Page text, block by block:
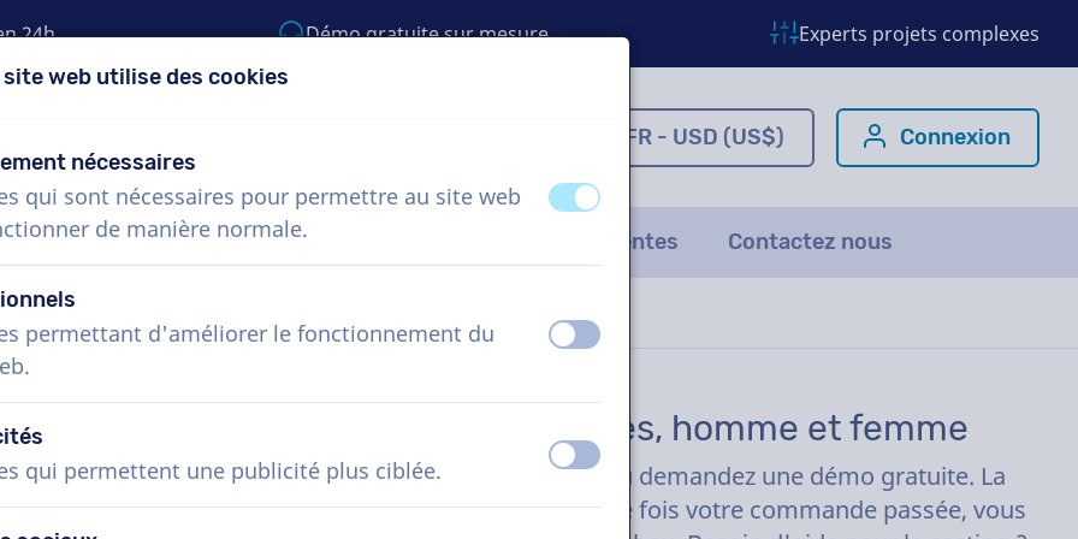
24h Démo gratuite sur mesure Experts projets complexes
FR - USD (US$) Connexion
Menu
Procédure Services Nouvelles Questions fréquentes Contactez nous
Comédiens voix off en Bulgare, autres, homme et femme
Réservez la voix off bulgare idéale en quelques clics ou demandez une démo gratuite. La
plupart des voix off livrent en moins de 24 heures. Une fois votre commande passée, vous
web utilise des cookies
nécessaires
qui sont nécessaires pour permettre au site web
de manière normale.
éteintactivé
permettant d'améliorer le fonctionnement du
éteintactivé
qui permettent une publicité plus ciblée. éteintactivé